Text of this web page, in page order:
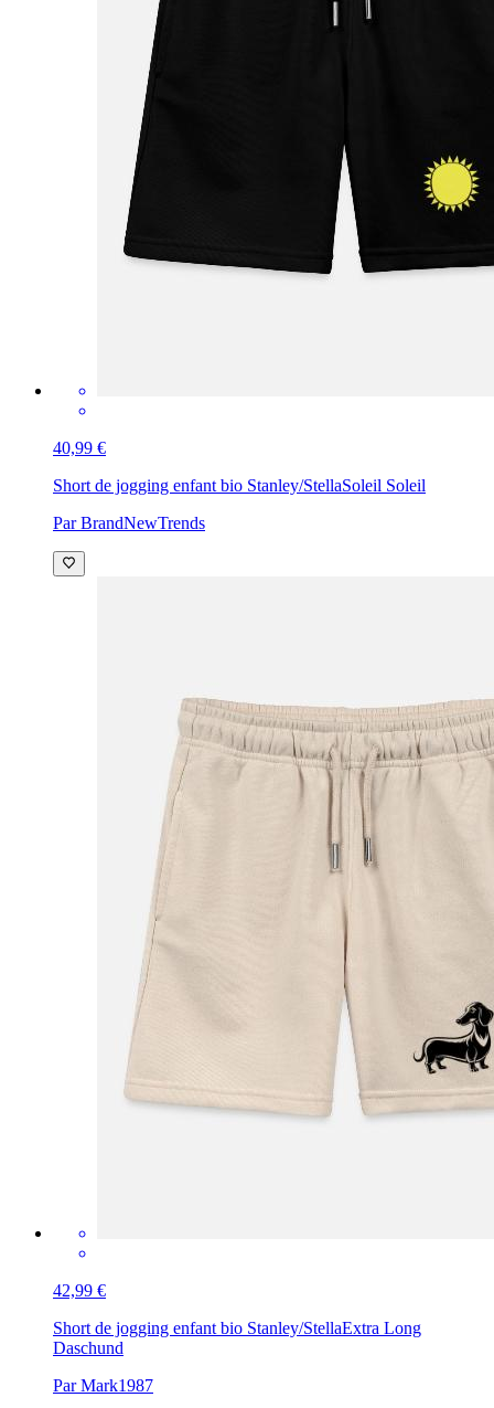
40,99 €
Short de jogging enfant bio Stanley/StellaSoleil Soleil
Par BrandNewTrends
42,99 €
Short de jogging enfant bio Stanley/StellaExtra Long
Daschund
Par Mark1987